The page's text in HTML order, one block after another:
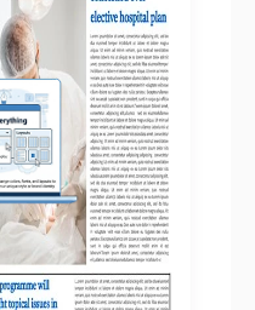
tudo
conforme seu estilo